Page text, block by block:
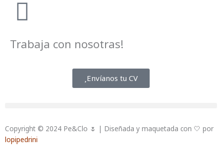
Trabaja con nosotras!
Envíanos tu CV
Copyright © 2024 Pe&Clo 🌷 | Diseñada y maquetada con 🤍 por
lopipedrini